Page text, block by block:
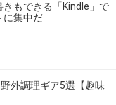
もできる「Kindle」で
に集中だ
外調理ギア5選【趣味